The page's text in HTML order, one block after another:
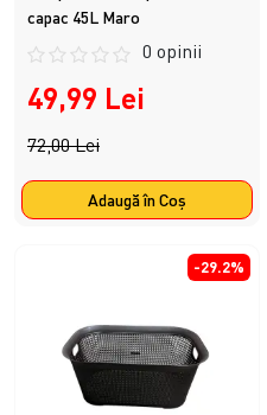
capac 45L Maro
0 opinii
49,99 Lei
72,00 Lei
Adaugă în Coş
-29.2%